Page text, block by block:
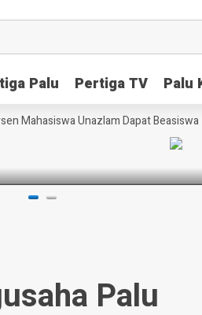
Palu Pertiga TV Palu
Palu Pertiga TV Palu
Mahasiswa Unazlam Dapat Beasiswa
Babi
Palu